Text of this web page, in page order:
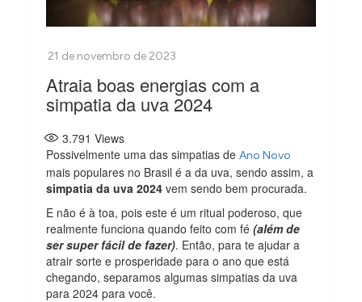
Atraia boas energias com a
simpatia da uva 2024
3.791 Views
Possivelmente uma das simpatias deAno Novo
mais populares no Brasil é a da uva, sendo assim, a
simpatia da uva 2024 vem sendo bem procurada.
E não é à toa, pois este é um ritual poderoso, que
realmente funciona quando feito com fé(além de
ser super fácil de fazer). Então, para te ajudar a
atrair sorte e prosperidade para o ano que está
chegando, separamos algumas simpatias da uva
para 2024 para você.